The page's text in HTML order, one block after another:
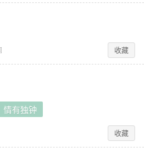
收藏
情有独钟
收藏